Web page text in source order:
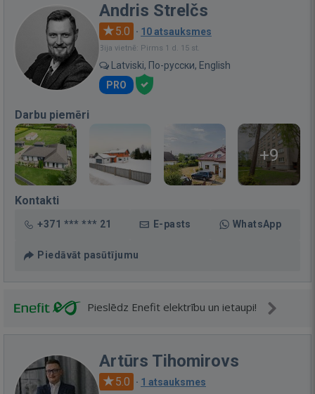
Andris Strelčs
5.0 · 10 atsauksmes
Bija vietnē: Pirms 1 d. 15 st.
Latviski, По-русски, English
PRO
Darbu piemēri
+9
Kontakti
+371 *** *** 21 E-pasts WhatsApp
Piedāvāt pasūtījumu
Pieslēdz Enefit elektrību un ietaupi!
Artūrs Tihomirovs
5.0 · 1 atsauksmes